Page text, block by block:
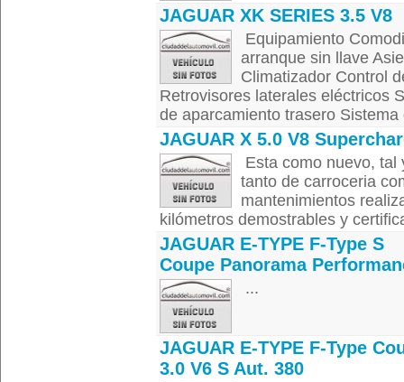
JAGUAR XK SERIES 3.5 V8
Equipamiento
arranque sin llave
Climatizador Control
Retrovisores laterales eléctricos
de aparcamiento trasero
JAGUAR X 5.0 V8
Esta como nuevo, tal
tanto de carroceria
mantenimientos
kilómetros demostrables y
JAGUAR E-TYPE F-Type S
Coupe Panorama
...
JAGUAR E-TYPE F-Type
3.0 V6 S Aut. 380